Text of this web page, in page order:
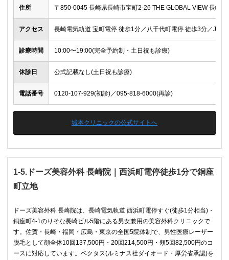
住所 〒850-0045 長崎県長崎市宝町2-26 THE GLOBAL VIEW 長崎1F
アクセス 長崎電気軌道 宝町電停 徒歩1分／八千代町電停 徒歩3分／JR
診療時間 10:00〜19:00(完全予約制・土日祝も診療)
休診日 公式記載なし(土日祝も診療)
電話番号 0120-107-929(初診)／095-818-6000(再診)
城本クリニックの公式サイトへ
1-5.ドーズ美容外科 長崎院｜西浜町電停徒歩1分で銅座
町立地
ドーズ美容外科 長崎院は、長崎電気軌道 西浜町電停すぐ(徒歩1分相当)・
銅座町4-1のりそな長崎ビル5階にある男女兼用の美容外科クリニックで
す。佐賀・長崎・福岡・広島・東京の全国5院体制で、男性医療レーザー
脱毛として顔全体10回137,500円・20回214,500円・頬5回82,500円のコ
ースに対応しています。ベクタス(ルミナス社ダイオード・厚労省承認)を